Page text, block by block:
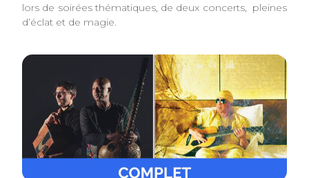
lors de soirées thématiques, de deux concerts, pleines
d’éclat et de magie.